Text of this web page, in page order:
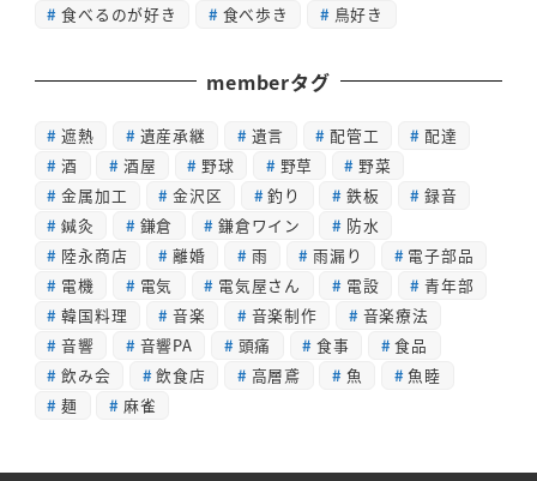
食べるのが好き
食べ歩き 鳥好き
memberタグ
遮熱 遺産承継 遺言 配管工
配達
酒
酒屋 野球 野草
野菜
金属加工
金沢区 釣り 鉄板
録音
鍼灸
鎌倉 鎌倉ワイン
防水
陸永商店
離婚 雨 雨漏り
電子部品
電機
電気 電気屋さん 電設
青年部
韓国料理
音楽 音楽制作
音楽療法
音響
音響PA 頭痛 食事
食品
飲み会
飲食店 高層鳶 魚
魚睦
麺
麻雀